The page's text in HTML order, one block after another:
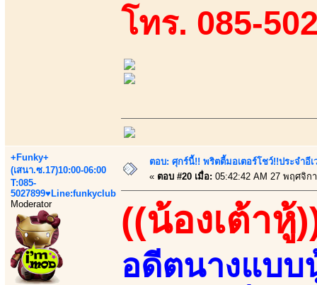
โทร. 085-
+Funky+
(เสนา.ซ.17)10:00-06:00
T:085-
5027899♥Line:funkyclub
Moderator
ตอบ: ศุกร์นี้!! พริตตี้มอเตอร์โชว์!!ประจำอี
« ตอบ #20 เมื่อ: 05:42:42 AM 27 พฤศจิก
((น้องเต้าหู้
อดีตนางแบบ